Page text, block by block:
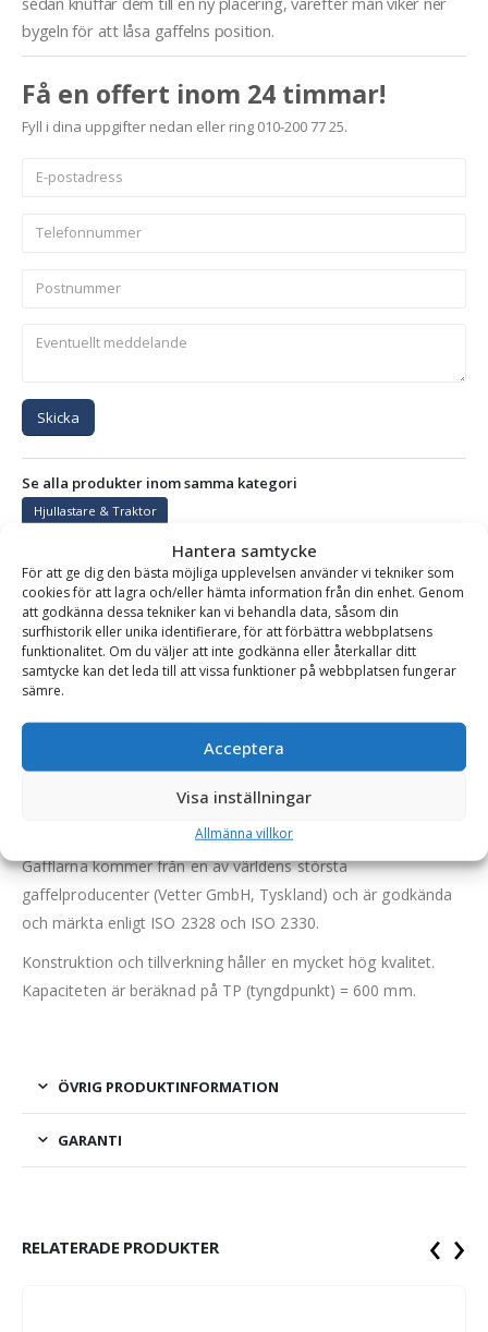
Hantera samtycke
För att ge dig den bästa möjliga upplevelsen använder vi tekniker som
cookies för att lagra och/eller hämta information från din enhet. Genom
att godkänna dessa tekniker kan vi behandla data, såsom din
surfhistorik eller unika identifierare, för att förbättra webbplatsens
funktionalitet. Om du väljer att inte godkänna eller återkallar ditt
samtycke kan det leda till att vissa funktioner på webbplatsen fungerar
sämre.
Acceptera
Visa inställningar
Allmänna villkor
bygeln för att låsa gaffelns position.
Få en offert inom 24 timmar!
Fyll i dina uppgifter nedan eller ring 010-200 77 25.
Skicka
Se alla produkter inom samma kategori
Hjullastare & Traktor
BESKRIVNING
Gaffelställ – mekaniskt, fäste L30, kapacitet 2500 kg,
rambredd 1200 mm, gaffellängd 1200 mm
En gedigen pallgaffelram som är smidig och användarvänlig.
Gafflarna flyttas enkelt genom att man viker upp en bygel och
sedan knuffar dem till en ny placering, varefter man viker ner
bygeln för att låsa gaffelns position.
Gafflarna kommer från en av världens största
gaffelproducenter (Vetter GmbH, Tyskland) och är godkända
och märkta enligt ISO 2328 och ISO 2330.
Konstruktion och tillverkning håller en mycket hög kvalitet.
Kapaciteten är beräknad på TP (tyngdpunkt) = 600 mm.
ÖVRIG PRODUKTINFORMATION
GARANTI
RELATERADE PRODUKTER ‹ ›